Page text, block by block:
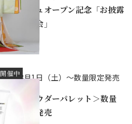
ッシュオープン記念「お披露
目の会」
開催中8月1日（土）～数量限定発売
＜パウダーパレット＞数量
限定発売